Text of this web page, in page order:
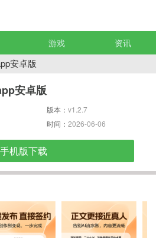
游戏 资讯
安卓版
安卓版
版本：v1.2.7
时间：2026-06-06
手机版下载